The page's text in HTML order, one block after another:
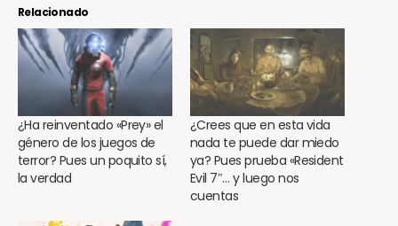
Relacionado
¿Ha reinventado «Prey» el
género de los juegos de
terror? Pues un poquito sí,
la verdad
¿Crees que en esta vida
nada te puede dar miedo
ya? Pues prueba «Resident
Evil 7″… y luego nos
cuentas